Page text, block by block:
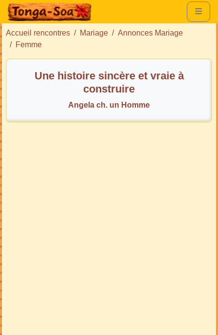
Accueil rencontres Mariage
Annonces Mariage
Femme
Une histoire sincère et vraie à
construire
Angela ch. un Homme